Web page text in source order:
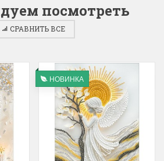
посмотреть
СРАВНИТЬ ВСЕ
НОВИНКА